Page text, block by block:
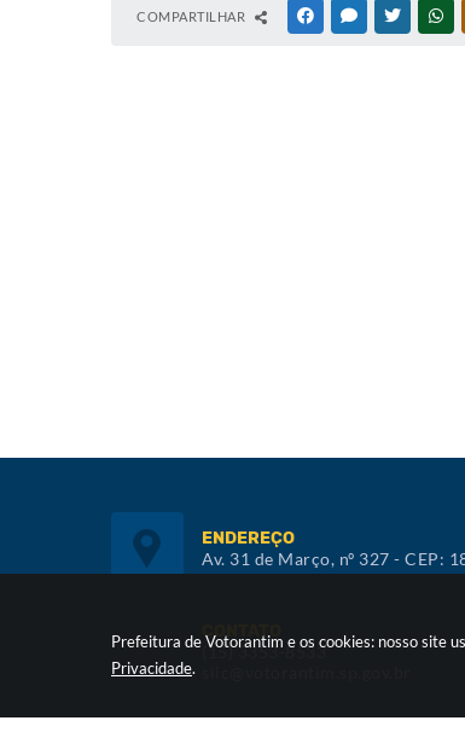
Prefeitura de Votorantim e os cookies: nosso site
Privacidade.
COMPARTILHAR FACEBOOKMESSENGER
TWITTER
ENDEREÇO
Av. 31 de Março, nº 327 - CEP:
CONTATO
(15) 3353-8533